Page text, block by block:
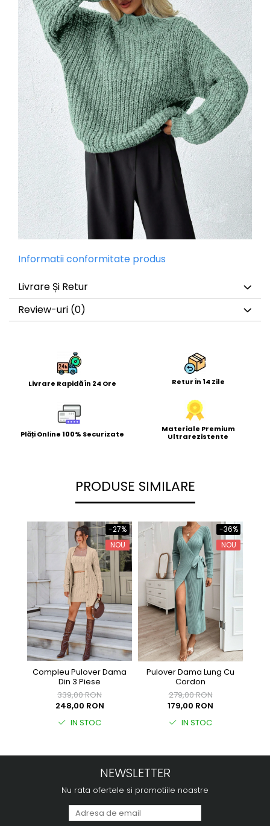
Informatii conformitate produs
Livrare Și Retur
Review-uri (0)
Livrare Rapidă În 24 Ore Retur În 14 Zile
Plăți Online 100% Securizate
Materiale Premium
Ultrarezistente
PRODUSE SIMILARE
-27%
NOU
Compleu Pulover Dama
Din 3 Piese
339,00 RON
248,00 RON
IN STOC
-36%
NOU
Pulover Dama Lung Cu
Cordon
279,00 RON
179,00 RON
IN STOC
NEWSLETTER
Nu rata ofertele si promotiile noastre